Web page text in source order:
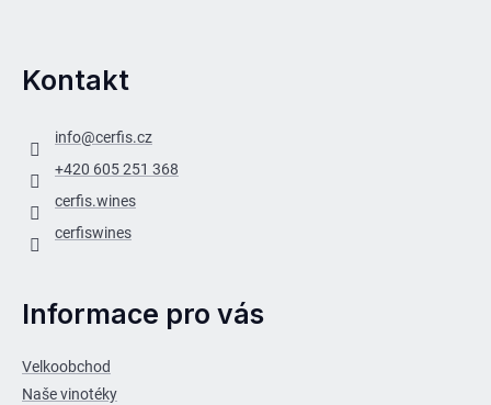
Kontakt
info@cerfis.cz
+420 605 251 368
cerfis.wines
cerfiswines
Informace pro vás
Velkoobchod
Naše vinotéky